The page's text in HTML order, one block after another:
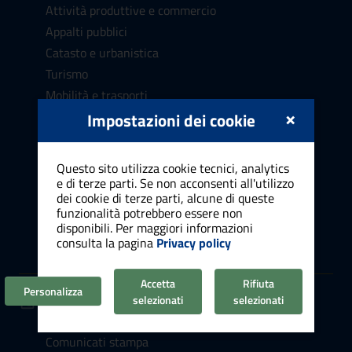
Attività produttive e commercio
Appalti pubblici
Catasto e urbanistica
Turismo
Mobilità e trasporti
Educazione e formazione
Giustizia e sicurezza pubblica
Tributi e finanze
Ambiente
Salute, benessere e assistenza
Autorizzazioni e concessioni
Agricoltura
NOVITÀ
Comunicati stampa
×
Impostazioni dei cookie
Questo sito utilizza cookie tecnici, analytics
e di terze parti. Se non acconsenti all'utilizzo
dei cookie di terze parti, alcune di queste
funzionalità potrebbero essere non
disponibili. Per maggiori informazioni
consulta la pagina Privacy policy
Personalizza
Accetta
selezionati
Rifiuta
selezionati